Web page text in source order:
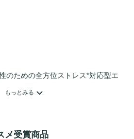
のための全方位ストレス*対応型エ
もっとみる
メ受賞商品